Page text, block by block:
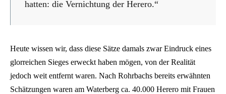
hatten: die Vernichtung der Herero.“
Heute wissen wir, dass diese Sätze damals zwar Eindruck eines
glorreichen Sieges erweckt haben mögen, von der Realität
jedoch weit entfernt waren. Nach Rohrbachs bereits erwähnten
Schätzungen waren am Waterberg ca. 40.000 Herero mit Frauen